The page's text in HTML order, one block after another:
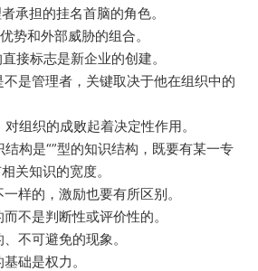
承担的挂名首脑的角色。
势和外部威胁的组合。
接标志是新企业的创建。
是管理者，关键取决于他在组织中的
组织的成败起着决定性作用。
构是“”型的知识结构，既要有某一专
关知识的宽度。
样的，激励也要有所区别。
不是判断性或评价性的。
不可避免的现象。
础是权力。